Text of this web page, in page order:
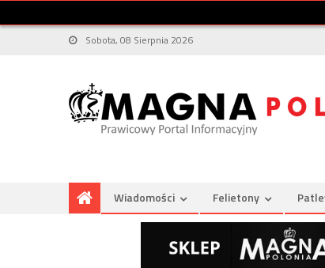
Sobota, 08 Sierpnia 2026
Wiadomości Felietony